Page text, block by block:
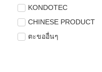
KONDOTEC
CHINESE PRODUCT
ตะขออื่นๆ